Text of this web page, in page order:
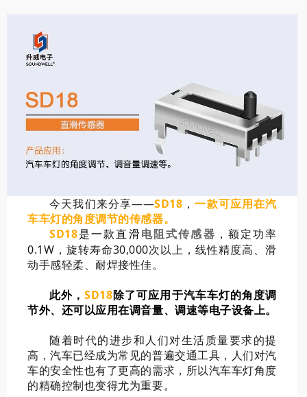
今天我们来分享——SD18 ，一款可应用在汽
车车灯的角度调节的传感器。
SD18是一款直滑电阻式传感器 ， 额定功率
0.1W，旋转寿命30,000次以上，线性精度高、滑
动手感轻柔、耐焊接性佳。
此外，SD18除了可应用于汽车车灯的角度调
节外、还可以应用在调音量、调速等电子设备上。
随着时代的进步和人们对生活质量要求的提
高，汽车已经成为常见的普遍交通工具，人们对汽
车的安全性也有了更高的需求，所以汽车车灯角度
的精确控制也变得尤为重要。